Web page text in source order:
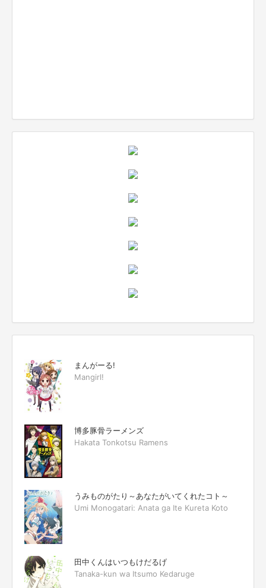
まんがーる!
Mangirl!
博多豚骨ラーメンズ
Hakata Tonkotsu Ramens
うみものがたり～あなたがいてくれたコト～
Umi Monogatari: Anata ga Ite Kureta Koto
田中くんはいつもけだるげ
Tanaka-kun wa Itsumo Kedaruge